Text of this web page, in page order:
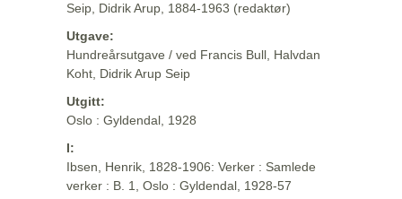
Seip, Didrik Arup, 1884-1963 (redaktør)
Utgave:
Hundreårsutgave / ved Francis Bull, Halvdan
Koht, Didrik Arup Seip
Utgitt:
Oslo : Gyldendal, 1928
I:
Ibsen, Henrik, 1828-1906: Verker : Samlede
verker : B. 1, Oslo : Gyldendal, 1928-57